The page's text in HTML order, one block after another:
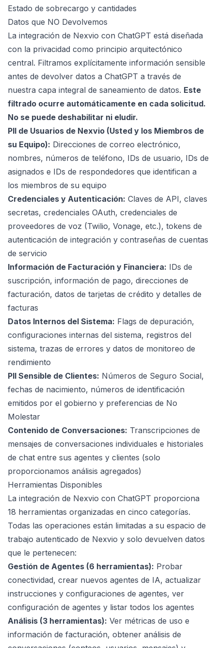
Estado de sobrecargo y cantidades
Datos que NO Devolvemos
La integración de Nexvio con ChatGPT está diseñada
con la privacidad como principio arquitectónico
central. Filtramos explícitamente información sensible
antes de devolver datos a ChatGPT a través de
nuestra capa integral de saneamiento de datos. Este
filtrado ocurre automáticamente en cada solicitud.
No se puede deshabilitar ni eludir.
PII de Usuarios de Nexvio (Usted y los Miembros de
su Equipo): Direcciones de correo electrónico,
nombres, números de teléfono, IDs de usuario, IDs de
asignados e IDs de respondedores que identifican a
los miembros de su equipo
Credenciales y Autenticación: Claves de API, claves
secretas, credenciales OAuth, credenciales de
proveedores de voz (Twilio, Vonage, etc.), tokens de
autenticación de integración y contraseñas de cuentas
de servicio
Información de Facturación y Financiera: IDs de
suscripción, información de pago, direcciones de
facturación, datos de tarjetas de crédito y detalles de
facturas
Datos Internos del Sistema: Flags de depuración,
configuraciones internas del sistema, registros del
sistema, trazas de errores y datos de monitoreo de
rendimiento
PII Sensible de Clientes: Números de Seguro Social,
fechas de nacimiento, números de identificación
emitidos por el gobierno y preferencias de No
Molestar
Contenido de Conversaciones: Transcripciones de
mensajes de conversaciones individuales e historiales
de chat entre sus agentes y clientes (solo
proporcionamos análisis agregados)
Herramientas Disponibles
La integración de Nexvio con ChatGPT proporciona
18 herramientas organizadas en cinco categorías.
Todas las operaciones están limitadas a su espacio de
trabajo autenticado de Nexvio y solo devuelven datos
que le pertenecen:
Gestión de Agentes (6 herramientas): Probar
conectividad, crear nuevos agentes de IA, actualizar
instrucciones y configuraciones de agentes, ver
configuración de agentes y listar todos los agentes
Análisis (3 herramientas): Ver métricas de uso e
información de facturación, obtener análisis de